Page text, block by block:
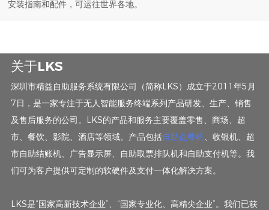
安装指南和配件，可运往世界各地。
关于LKS
深圳市精益自助服务系统有限公司（简称LKS）成立于2011年5月
7日，是一家专注于无人智能服务终端系列产品研发、生产、销售
及售后服务的公司。LKS的产品和服务主要覆盖零售、商场、超
市、餐饮、影院、酒店等领域。产品包括自助点餐机、收银机、超
市自助结账机、广告显示屏、自助取票排队机和自助支付机等。我
们可为客户提供可定制的软硬件及支付一体化解决方案。
LKS是“国家高新技术企业”、“国家专业化、高精尖企业”。我们已获